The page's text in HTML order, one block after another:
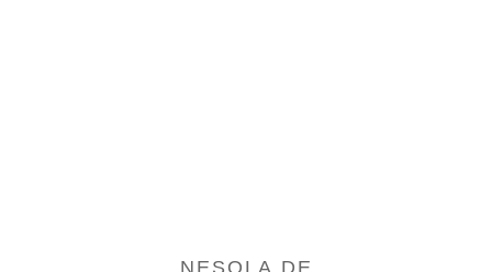
NESOLA.DE